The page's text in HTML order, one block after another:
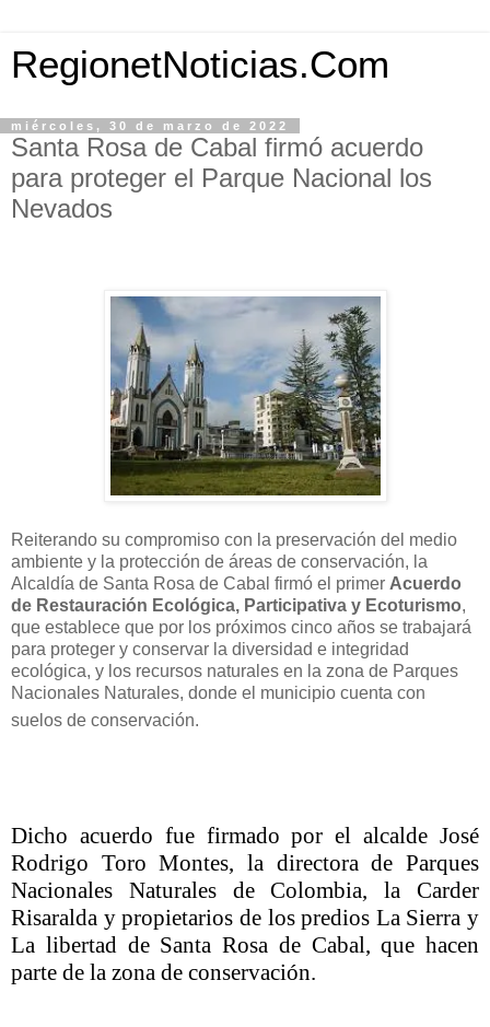
RegionetNoticias.Com
miércoles, 30 de marzo de 2022
Santa Rosa de Cabal firmó acuerdo
para proteger el Parque Nacional los
Nevados
Reiterando su compromiso con la preservación del medio
ambiente y la protección de áreas de conservación, la
Alcaldía de Santa Rosa de Cabal firmó el primer Acuerdo
de Restauración Ecológica, Participativa y Ecoturismo,
que establece que por los próximos cinco años se trabajará
para proteger y conservar la diversidad e integridad
ecológica, y los recursos naturales en la zona de Parques
Nacionales Naturales, donde el municipio cuenta con
suelos de conservación.
Dicho acuerdo fue firmado por el alcalde José
Rodrigo Toro Montes, la directora de Parques
Nacionales Naturales de Colombia, la Carder
Risaralda y propietarios de los predios La Sierra y
La libertad de Santa Rosa de Cabal, que hacen
parte de la zona de conservación.